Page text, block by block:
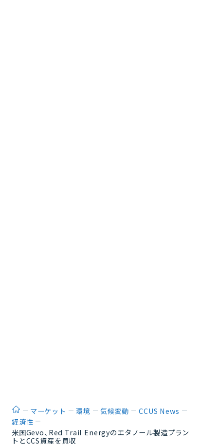
ホームマーケット 環境 気候変動
CCUS News
経済性
米国Gevo、Red Trail Energyのエタノール製造プラン
トとCCS資産を買収